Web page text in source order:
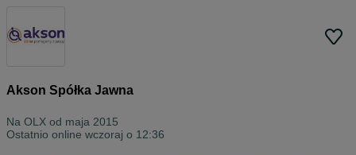
Akson Spółka Jawna
Na OLX od maja 2015
Ostatnio online wczoraj o 12:36